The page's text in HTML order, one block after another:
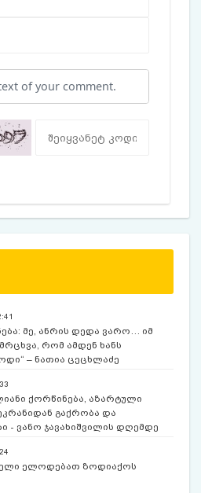
მე, ანრის დედა ვარო… იმ
რომ ამდენ ხანს
– ნათია ცეცხლაძე
ქორწინება, აზარტული
გაქრობა და
- ვანო ჯავახიშვილის დღემდე
ელოდებათ ზოდიაქოს